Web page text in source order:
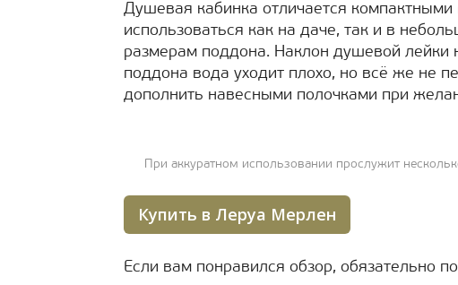
Душевая кабинка отличается
использоваться как на даче, так и в
размерам поддона. Наклон душевой лейки
поддона вода уходит плохо, но всё же не
дополнить навесными полочками при
При аккуратном использовании прослужит
Купить в Леруа Мерлен
Если вам понравился обзор, обязательно